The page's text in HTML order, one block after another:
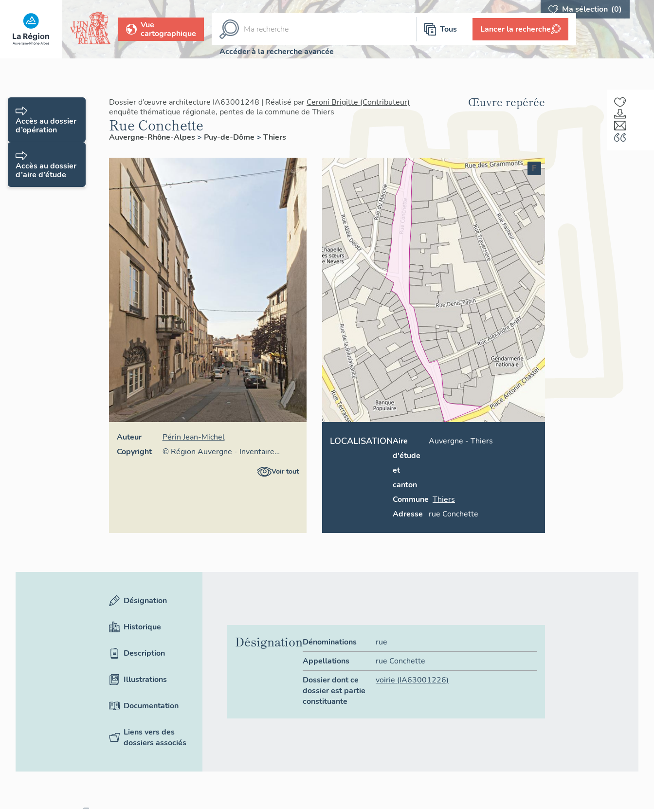
Ma sélection (0)
Vue
cartographique
Tous Lancer la recherche
Accéder à la recherche avancée
Dossier d’œuvre architecture IA63001248 | Réalisé par Ceroni Brigitte (Contributeur)
enquête thématique régionale, pentes de la commune de Thiers
Rue Conchette
Auvergne-Rhône-Alpes> Puy-de-Dôme > Thiers
Œuvre repérée
Auteur
Périn Jean-Michel
Copyright
© Région Auvergne - Inventaire
général du Patrimoine culturel,Voir tout
F
LOCALISATIONAire
d'étude
et
canton
Auvergne -Thiers
Commune Thiers
Adresse
rue Conchette
Accès au dossier
d’opération
Accès au dossier
d’aire d’étude
Désignation
Historique
Description
Illustrations
Documentation
Liens vers des
dossiers associés
DésignationDénominations
rue
Appellations
rue Conchette
Dossier dont ce
dossier est partie
constituante
voirie (IA63001226)